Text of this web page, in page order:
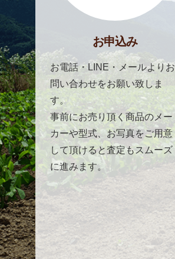
お申込み
お電話・LINE・メールよりお
問い合わせをお願い致しま
す。
事前にお売り頂く商品のメー
カーや型式、お写真をご用意
して頂けると査定もスムーズ
に進みます。